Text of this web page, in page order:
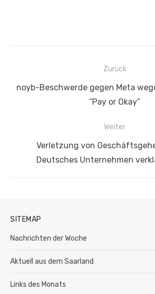
Beitragsnavigation
Zurück
Vorheriger
noyb-Beschwerde gegen Meta
“Pay or Okay”
Weiter
Nächster
Beitrag:
Verletzung von
Deutsches Unternehmen
SITEMAP
Nachrichten der Woche
Aktuell aus dem Saarland
Links des Monats